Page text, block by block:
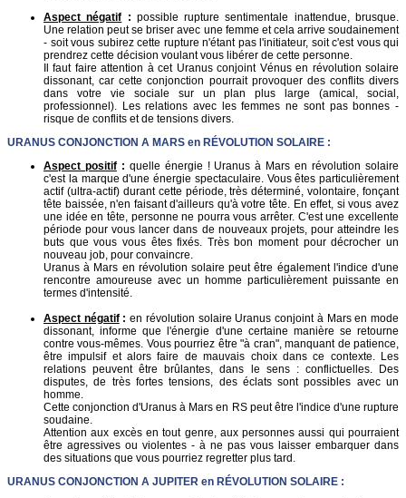
Aspect négatif : possible rupture sentimentale inattendue, brusque.
Une relation peut se briser avec une femme et cela arrive soudainement
- soit vous subirez cette rupture n'étant pas l'initiateur, soit c'est vous qui
prendrez cette décision voulant vous libérer de cette personne.
Il faut faire attention à cet Uranus conjoint Vénus en révolution solaire
dissonant, car cette conjonction pourrait provoquer des conflits divers
dans votre vie sociale sur un plan plus large (amical, social,
professionnel). Les relations avec les femmes ne sont pas bonnes -
risque de conflits et de tensions divers.
URANUS CONJONCTION A MARS en RÉVOLUTION SOLAIRE :
Aspect positif: quelle énergie ! Uranus à Mars en révolution solaire
c'est la marque d'une énergie spectaculaire. Vous êtes particulièrement
actif (ultra-actif) durant cette période, très déterminé, volontaire, fonçant
tête baissée, n'en faisant d'ailleurs qu'à votre tête. En effet, si vous avez
une idée en tête, personne ne pourra vous arrêter. C'est une excellente
période pour vous lancer dans de nouveaux projets, pour atteindre les
buts que vous vous êtes fixés. Très bon moment pour décrocher un
nouveau job, pour convaincre.
Uranus à Mars en révolution solaire peut être également l'indice d'une
rencontre amoureuse avec un homme particulièrement puissante en
termes d'intensité.
Aspect négatif: en révolution solaire Uranus conjoint à Mars en mode
dissonant, informe que l'énergie d'une certaine manière se retourne
contre vous-mêmes. Vous pourriez être "à cran", manquant de patience,
être impulsif et alors faire de mauvais choix dans ce contexte. Les
relations peuvent être brûlantes, dans le sens : conflictuelles. Des
disputes, de très fortes tensions, des éclats sont possibles avec un
homme.
Cette conjonction d'Uranus à Mars en RS peut être l'indice d'une rupture
soudaine.
Attention aux excès en tout genre, aux personnes aussi qui pourraient
être agressives ou violentes - à ne pas vous laisser embarquer dans
des situations que vous pourriez regretter plus tard.
URANUS CONJONCTION A JUPITER en RÉVOLUTION SOLAIRE :